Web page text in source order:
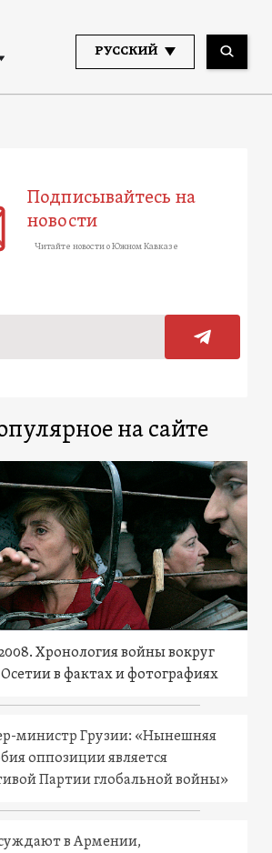
РУССКИЙ
Подписывайтесь на
новости
Читайте новости о Южном Кавказе
на сайте
Хронология войны вокруг
в фактах и фотографиях
министр Грузии: «Нынешняя
оппозиции является
Партии глобальной войны»
в Армении,